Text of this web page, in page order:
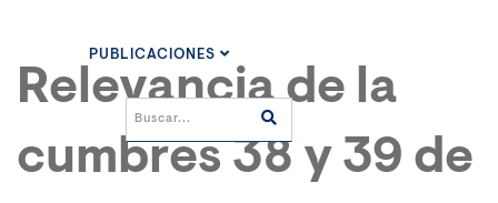
PUBLICACIONES
Relevancia de la
cumbres 38 y 39 de